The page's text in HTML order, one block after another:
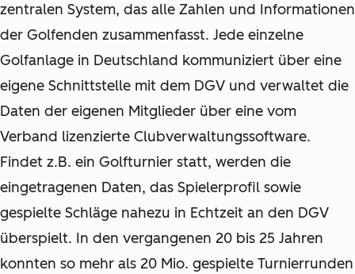
zentralen System, das alle Zahlen und Informationen
der Golfenden zusammenfasst. Jede einzelne
Golfanlage in Deutschland kommuniziert über eine
eigene Schnittstelle mit dem DGV und verwaltet die
Daten der eigenen Mitglieder über eine vom
Verband lizenzierte Clubverwaltungssoftware.
Findet z.B. ein Golfturnier statt, werden die
eingetragenen Daten, das Spielerprofil sowie
gespielte Schläge nahezu in Echtzeit an den DGV
überspielt. In den vergangenen 20 bis 25 Jahren
konnten so mehr als 20 Mio. gespielte Turnierrunden